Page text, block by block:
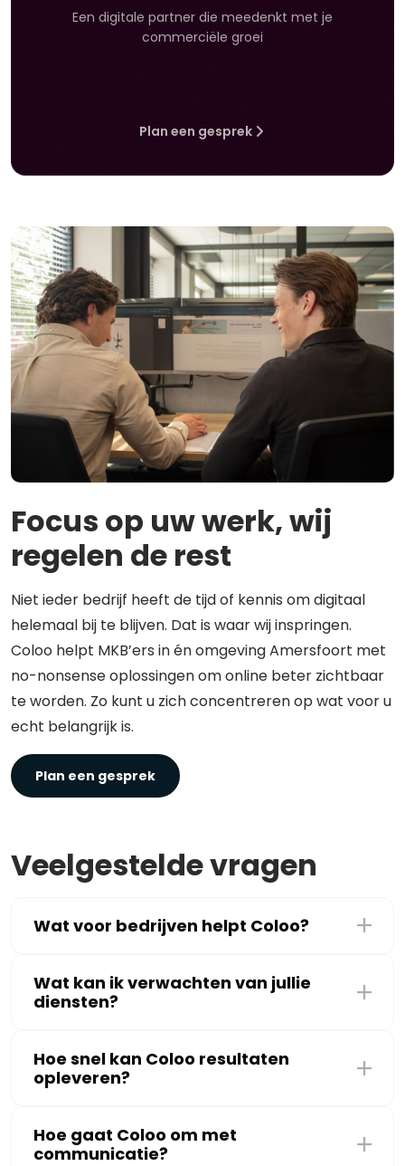
Een digitale partner die meedenkt met je
commerciële groei
Plan een gesprek
Focus op uw werk, wij
regelen de rest
Niet ieder bedrijf heeft de tijd of kennis om digitaal
helemaal bij te blijven. Dat is waar wij inspringen.
Coloo helpt MKB’ers in én omgeving Amersfoort met
no-nonsense oplossingen om online beter zichtbaar
te worden. Zo kunt u zich concentreren op wat voor u
echt belangrijk is.
Plan een gesprek
Veelgestelde vragen
Wat voor bedrijven helpt Coloo?
Wat kan ik verwachten van jullie
diensten?
Hoe snel kan Coloo resultaten
opleveren?
Hoe gaat Coloo om met
communicatie?